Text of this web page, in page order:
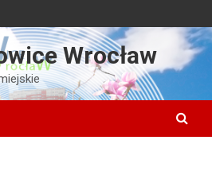
Wrocław